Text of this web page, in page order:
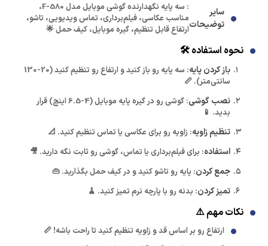
سایر
توضیحات
: سه پایه نگهدارنده گوشی موبایل مدل F-580،
مناسب عکاسی، فیلم‌برداری، تماس ویدیویی، تاشو،
ارتفاع قابل تنظیم، گیره موبایل، کیف حمل 🌟
نحوه استفاده 🛠️
باز کردن پایه
: سه پایه رو باز کنید و ارتفاع رو تنظیم کنید (20-130
سانتی‌متر). 📏
نصب گوشی
: گوشی رو در گیره پایه موبایل (4-6.5 اینچ) قرار
بدید. 📱
تنظیم زاویه: زاویه رو برای عکاسی یا تماس تنظیم کنید. 📐
استفاده: برای فیلم‌برداری یا تماس، گوشی رو ثابت نگه دارید. 🎥
جمع کردن: پایه رو تاشو کنید و در کیف حمل بگذارید. 👜
تمیز کردن: بدنه رو با پارچه نرم تمیز کنید. 🧹
نکات مهم ⚠️
ارتفاع رو بر اساس قد و زاویه تنظیم کنید تا راحت باشه! 📏